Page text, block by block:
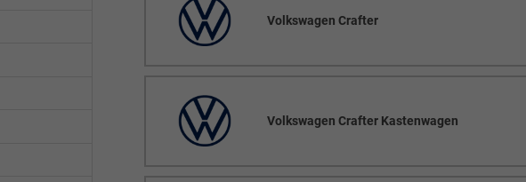
Volkswagen Crafter
Volkswagen Crafter Kastenwagen